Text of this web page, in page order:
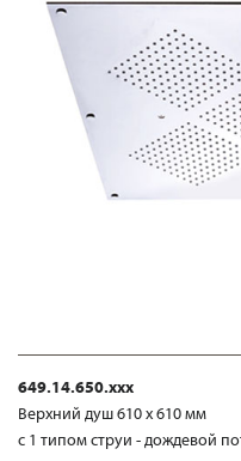
649.14.650.xxx
Верхний душ 610 х 610 мм
с 1 типом струи - дождевой